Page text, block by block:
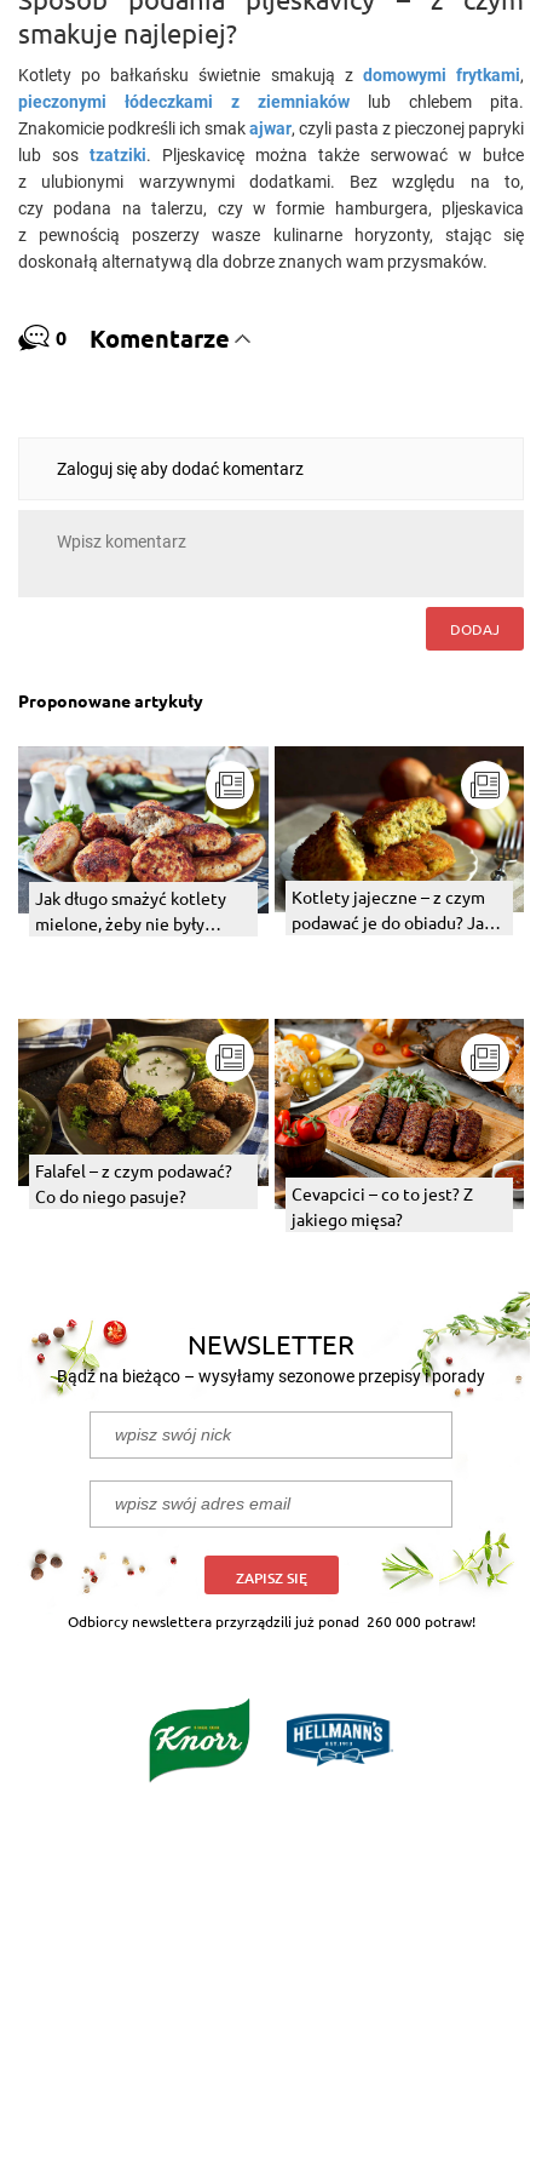
smakuje najlepiej?
Kotlety po bałkańsku świetnie smakują z domowymi frytkami,
pieczonymi łódeczkami z ziemniaków lub chlebem pita.
Znakomicie podkreśli ich smakajwar, czyli pasta z pieczonej papryki
lub sos tzatziki. Pljeskavicę można także serwować w bułce
z ulubionymi warzywnymi dodatkami. Bez względu na to,
czy podana na talerzu, czy w formie hamburgera, pljeskavica
z pewnością poszerzy wasze kulinarne horyzonty, stając się
doskonałą alternatywą dla dobrze znanych wam przysmaków.
0 Komentarze
Zaloguj się aby dodać komentarz
DODAJ
Proponowane artykuły
Jak długo smażyć kotlety
mielone, żeby nie były
Kotlety jajeczne – z czym
podawać je do obiadu? Jaka
Falafel – z czym podawać?
Co do niego pasuje?
Cevapcici – co to jest? Z
jakiego mięsa?
NEWSLETTER
Bądź na bieżąco – wysyłamy sezonowe przepisy i porady
ZAPISZ SIĘ
Odbiorcy newslettera przyrządzili już ponad 260 000 potraw!